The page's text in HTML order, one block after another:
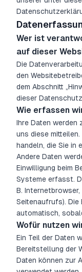
Wer ist
auf dieser
Die
den
dem Abschnitt
dieser
Wie erfassen
Ihre Daten werden
uns diese
handeln, die Sie in
Andere Daten
Einwilligung beim
Systeme erfasst.
B.
Seitenaufrufs).
automatisch,
Wofür nutzen
Ein Teil der Daten
Bereitstellung der
Daten können zur